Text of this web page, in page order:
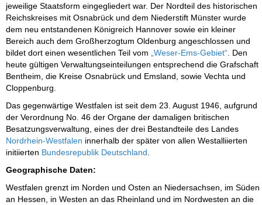
jeweilige Staatsform eingegliedert war. Der Nordteil des historischen
Reichskreises mit Osnabrück und dem Niederstift Münster wurde
dem neu entstandenen Königreich Hannover sowie ein kleiner
Bereich auch dem Großherzogtum Oldenburg angeschlossen und
bildet dort einen wesentlichen Teil vom „Weser-Ems-Gebiet“. Den
heute gültigen Verwaltungseinteilungen entsprechend die Grafschaft
Bentheim, die Kreise Osnabrück und Emsland, sowie Vechta und
Cloppenburg.
Das gegenwärtige Westfalen ist seit dem 23. August 1946, aufgrund
der Verordnung No. 46 der Organe der damaligen britischen
Besatzungsverwaltung, eines der drei Bestandteile des Landes
Nordrhein-Westfalen innerhalb der später von allen Westalliierten
initiierten Bundesrepublik Deutschland.
Geographische Daten:
Westfalen grenzt im Norden und Osten an Niedersachsen, im Süden
an Hessen, in Westen an das Rheinland und im Nordwesten an die